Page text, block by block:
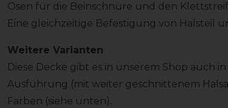
Ösen für die Beinschnüre und den
Eine gleichzeitige Befestigung von Halsteil
Weitere Varianten
Diese Decke gibt es in unserem Shop auch
Ausführung (mit weiter geschnittenem
Farben (siehe unten).